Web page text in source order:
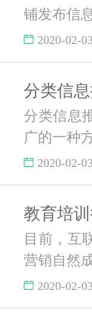
铺发布信
2020-02-03
分类信
分类信息
广的一种
2020-02-03
教育培
目前，互
营销自然
2020-02-03